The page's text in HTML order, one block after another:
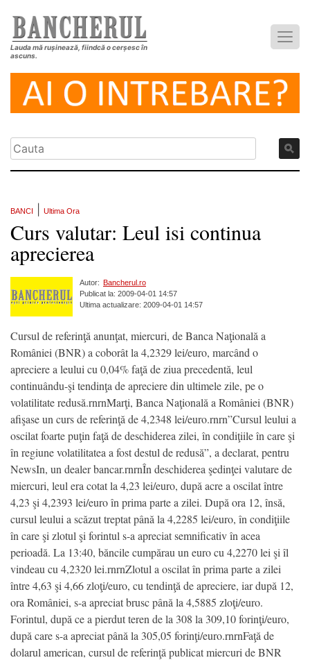
Lauda mă rușinează, fiindcă o cerșesc în
ascuns.
BANCI Ultima Ora
Curs valutar: Leul isi continua
aprecierea
Autor: Bancherul.ro
Publicat la: 2009-04-01 14:57
Ultima actualizare: 2009-04-01 14:57
Cursul de referinţă anunţat, miercuri, de Banca Naţională a
României (BNR) a coborât la 4,2329 lei/euro, marcând o
apreciere a leului cu 0,04% faţă de ziua precedentă, leul
continuându-şi tendinţa de apreciere din ultimele zile, pe o
volatilitate redusă.rnrnMarţi, Banca Naţională a României (BNR)
afişase un curs de referinţă de 4,2348 lei/euro.rnrn”Cursul leului a
oscilat foarte puţin faţă de deschiderea zilei, în condiţiile în care şi
în regiune volatilitatea a fost destul de redusă”, a declarat, pentru
NewsIn, un dealer bancar.rnrnÎn deschiderea şedinţei valutare de
miercuri, leul era cotat la 4,23 lei/euro, după acre a oscilat între
4,23 şi 4,2393 lei/euro în prima parte a zilei. După ora 12, însă,
cursul leului a scăzut treptat până la 4,2285 lei/euro, în condiţiile
în care şi zlotul şi forintul s-a apreciat semnificativ în acea
perioadă. La 13:40, băncile cumpărau un euro cu 4,2270 lei şi îl
vindeau cu 4,2320 lei.rnrnZlotul a oscilat în prima parte a zilei
între 4,63 şi 4,66 zloţi/euro, cu tendinţă de apreciere, iar după 12,
ora României, s-a apreciat brusc până la 4,5885 zloţi/euro.
Forintul, după ce a pierdut teren de la 308 la 309,10 forinţi/euro,
după care s-a apreciat până la 305,05 forinţi/euro.rnrnFaţă de
dolarul american, cursul de referinţă publicat miercuri de BNR